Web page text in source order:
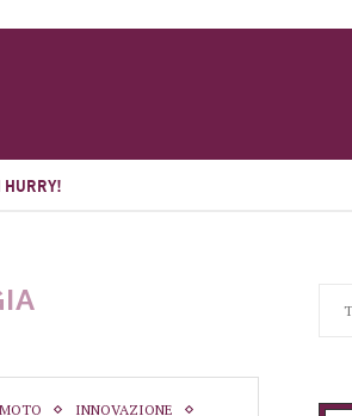
HURRY!
INNOVAZIONE